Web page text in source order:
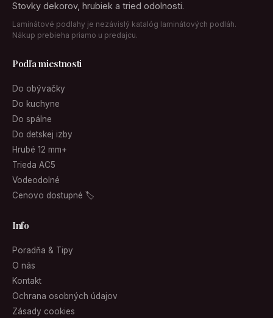
Stovky dekorov, hrubiek a tried odolnosti.
Laminátové podlahy je nezávislý katalóg laminátových podláh.
Nákup prebieha priamo u predajcu.
Podľa miestnosti
Do obývačky
Do kuchyne
Do spálne
Do detskej izby
Hrubé 12 mm+
Trieda AC5
Vodeodolné
Cenovo dostupné 🏷
Info
Poradňa & Tipy
O nás
Kontakt
Ochrana osobných údajov
Zásady cookies